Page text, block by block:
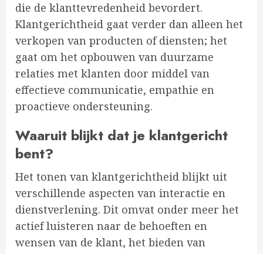
die de klanttevredenheid bevordert.
Klantgerichtheid gaat verder dan alleen het
verkopen van producten of diensten; het
gaat om het opbouwen van duurzame
relaties met klanten door middel van
effectieve communicatie, empathie en
proactieve ondersteuning.
Waaruit blijkt dat je klantgericht
bent?
Het tonen van klantgerichtheid blijkt uit
verschillende aspecten van interactie en
dienstverlening. Dit omvat onder meer het
actief luisteren naar de behoeften en
wensen van de klant, het bieden van